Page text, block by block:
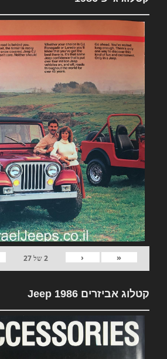
«
‹
2של27
קטלוג אביזרים Jeep 1986